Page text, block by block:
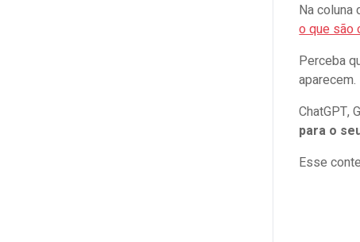
Na coluna
o que são
Perceba
aparecem.
ChatGPT,
para o
Esse